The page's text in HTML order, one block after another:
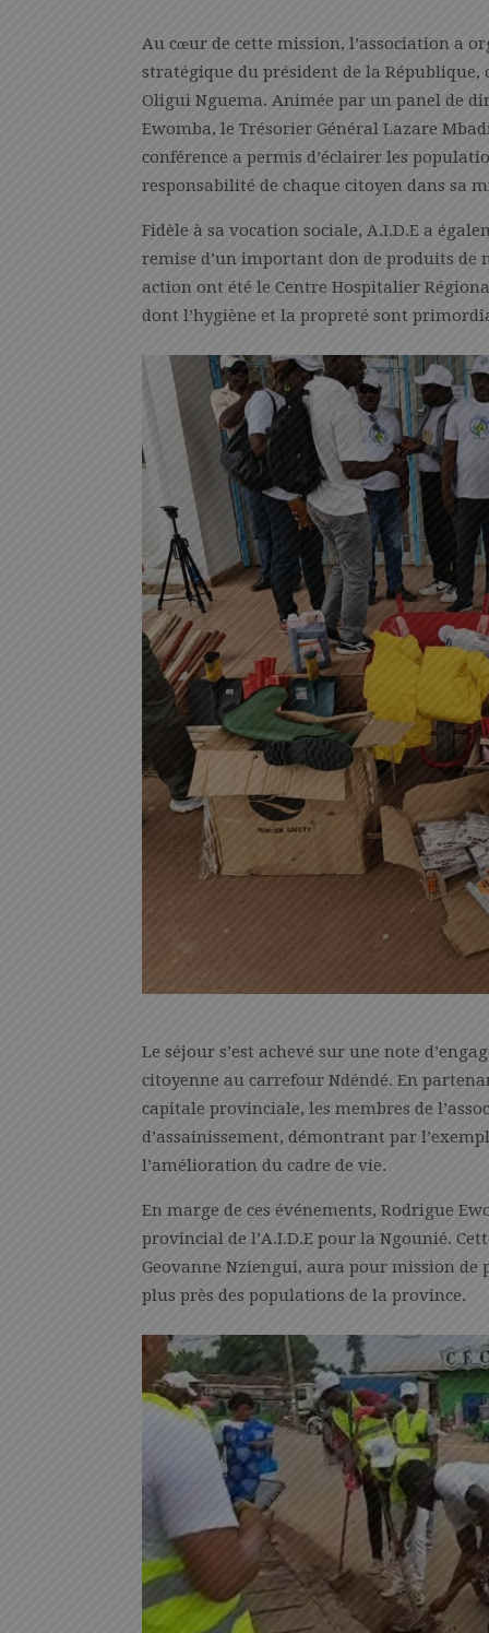
Au cœur de cette mission, l’association a
stratégique du président de la République,
Oligui Nguema. Animée par un panel de
Ewomba, le Trésorier Général Lazare
conférence a permis d’éclairer les
responsabilité de chaque citoyen dans sa
Fidèle à sa vocation sociale, A.I.D.E a
remise d’un important don de produits de
action ont été le Centre Hospitalier
dont l’hygiène et la propreté sont
Le séjour s’est achevé sur une note
citoyenne au carrefour Ndéndé. En
capitale provinciale, les membres de
d’assainissement, démontrant par
l’amélioration du cadre de vie.
En marge de ces événements, Rodrigue
provincial de l’A.I.D.E pour la Ngounié.
Geovanne Nziengui, aura pour mission de
plus près des populations de la province.